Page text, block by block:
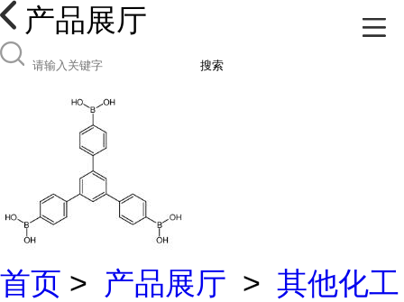
产品展厅
搜索
首页 > 产品展厅 > 其他化工